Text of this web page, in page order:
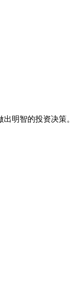
明智的投资决策。